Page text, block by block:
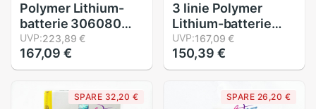
Polymer Lithium-
batterie 306080
2500 mah liebe
landung PDA Clever
Tablette Computer
UVP:223,89 €
167,09 €
3 linie Polymer
Lithium-batterie
306080 3,7 V 2500
mah liebe landung
PDA Clever Tablette
DVR 3,7 V Polymer
UVP:167,09 €
150,39 €
SPARE 32,20 € SPARE 26,20 €